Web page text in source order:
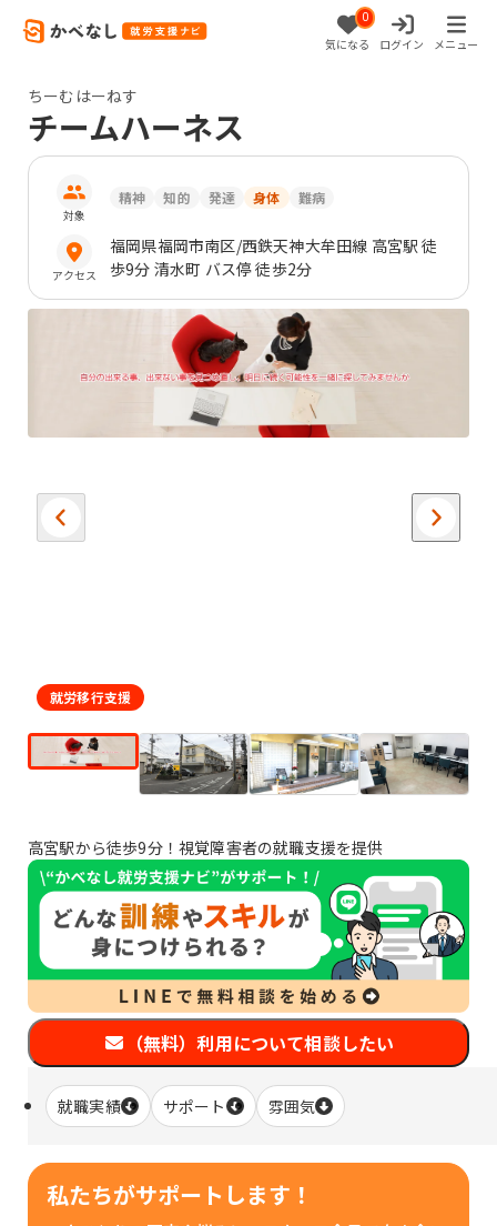
0
気になる ログイン メニュー
ちーむはーねす
チームハーネス
対象
精神 知的 発達 身体 難病
アクセス
福岡県福岡市南区/西鉄天神大牟田線 高宮駅 徒
歩9分 清水町 バス停 徒歩2分
就労移行支援
高宮駅から徒歩9分！視覚障害者の就職支援を提供
（無料）利用について相談したい
就職実績 サポート 雰囲気
私たちがサポートします！